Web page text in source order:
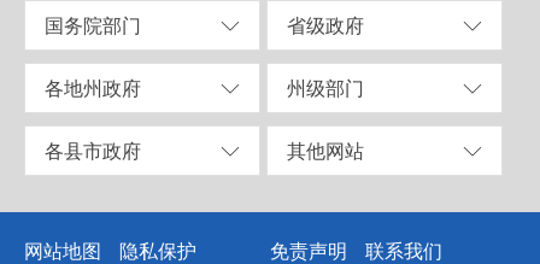
国务院部门 省级政府
各地州政府 州级部门
各县市政府 其他网站
网站地图 隐私保护 免责声明 联系我们